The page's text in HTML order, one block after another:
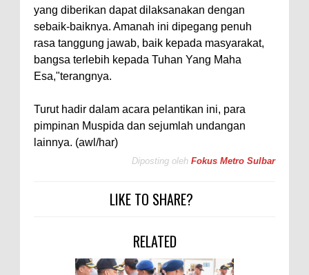
yang diberikan dapat dilaksanakan dengan
sebaik-baiknya. Amanah ini dipegang penuh
rasa tanggung jawab, baik kepada masyarakat,
bangsa terlebih kepada Tuhan Yang Maha
Esa,"terangnya.
Turut hadir dalam acara pelantikan ini, para
pimpinan Muspida dan sejumlah undangan
lainnya. (awl/har)
Diposting oleh Fokus Metro Sulbar
LIKE TO SHARE?
RELATED